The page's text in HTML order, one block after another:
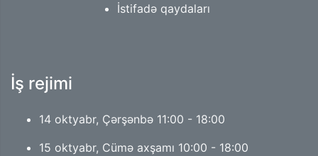
İstifadə qaydaları
İş rejimi
14 oktyabr, Çərşənbə 11:00 - 18:00
15 oktyabr, Cümə axşamı 10:00 - 18:00